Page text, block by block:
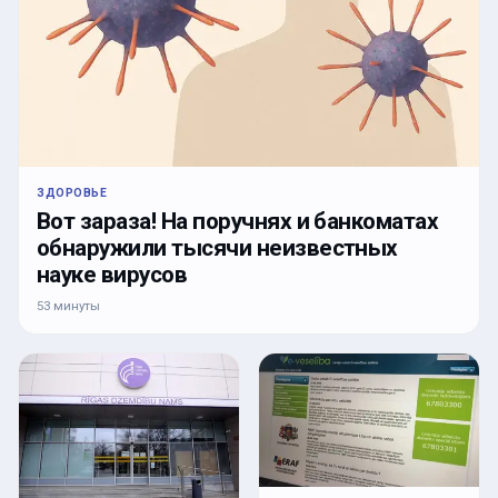
ЗДОРОВЬЕ
Вот зараза! На поручнях и банкоматах
обнаружили тысячи неизвестных
науке вирусов
53 минуты